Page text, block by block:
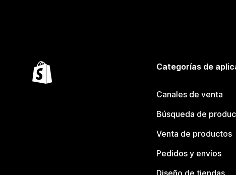
Categorías de
Canales de venta
Búsqueda de
Venta de productos
Pedidos y envíos